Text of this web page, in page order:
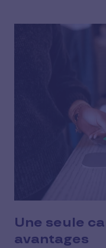
Une seule
avantages